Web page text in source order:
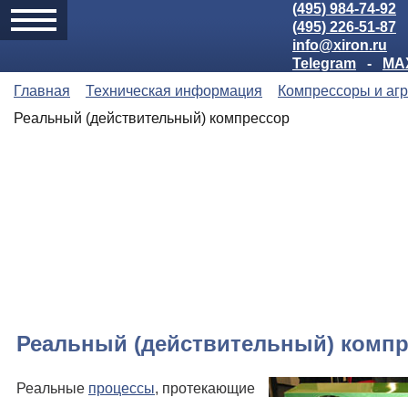
(495) 984-74-92
(495) 226-51-87
info@xiron.ru
Telegram
-
Главная
Техническая информация
Компрессоры и
Реальный (действительный) компрессор
Реальный (действительный)
Реальные процессы, протекающие